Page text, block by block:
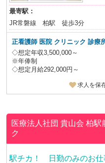
最寄駅：
JR常磐線 柏駅 徒歩3分
正看護師 医院 クリニック 診療
◇想定年収3,500,000～
※年俸制
◇想定月給292,000円～
求人を保
医療法人社団 貴山会柏駅
ク
駅チカ！ 日勤のみのお